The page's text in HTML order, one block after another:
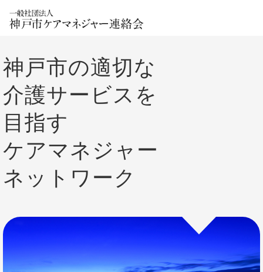
神戸市の適切な
介護サービスを
目指す
ケアマネジャー
ネットワーク